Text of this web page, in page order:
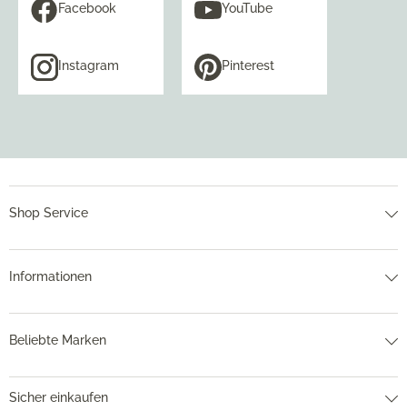
Facebook YouTube
Instagram Pinterest
Shop Service
Informationen
Beliebte Marken
Sicher einkaufen